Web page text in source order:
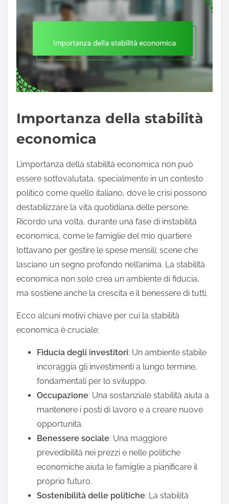
Importanza della stabilità
economica
L’importanza della stabilità economica non può
essere sottovalutata, specialmente in un contesto
politico come quello italiano, dove le crisi possono
destabilizzare la vita quotidiana delle persone.
Ricordo una volta, durante una fase di instabilità
economica, come le famiglie del mio quartiere
lottavano per gestire le spese mensili; scene che
lasciano un segno profondo nell’anima. La stabilità
economica non solo crea un ambiente di fiducia,
ma sostiene anche la crescita e il benessere di tutti.
Ecco alcuni motivi chiave per cui la stabilità
economica è cruciale:
Fiducia degli investitori: Un ambiente stabile
incoraggia gli investimenti a lungo termine,
fondamentali per lo sviluppo.
Occupazione: Una sostanziale stabilità aiuta a
mantenere i posti di lavoro e a creare nuove
opportunità.
Benessere sociale: Una maggiore
prevedibilità nei prezzi e nelle politiche
economiche aiuta le famiglie a pianificare il
proprio futuro.
Sostenibilità delle politiche: La stabilità